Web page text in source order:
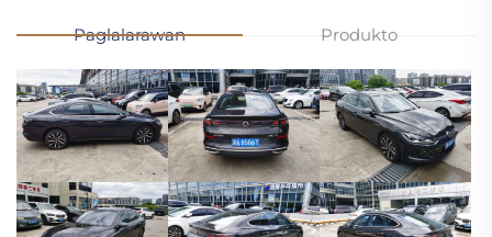
Paglalarawan Produkto